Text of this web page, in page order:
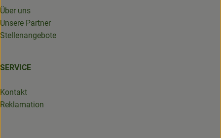
Über uns
Unsere Partner
Stellenangebote
SERVICE
Kontakt
Reklamation